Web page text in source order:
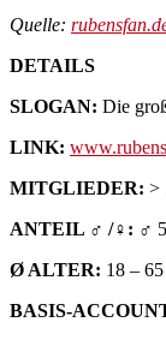
Quelle:
DETAILS
SLOGAN: Die
LINK:
MITGLIEDER: >
ANTEIL ♂ /♀: ♂
Ø ALTER: 18 –
BASIS-